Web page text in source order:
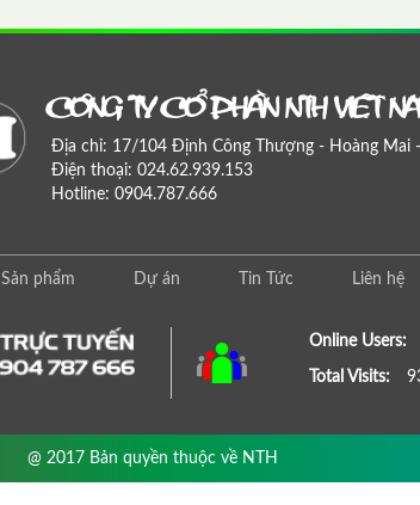
COÂNG TY COÅ PHAÀN NTH VIEÄT
Địa chỉ: 17/104 Định Công Thượng - Hoàng Mai
Điện thoại: 024.62.939.153
Hotline: 0904.787.666
Sản phẩm Dự án Tin Tức Liên hệ
Online Users:
Total Visits:
@ 2017 Bản quyền thuộc về NTH